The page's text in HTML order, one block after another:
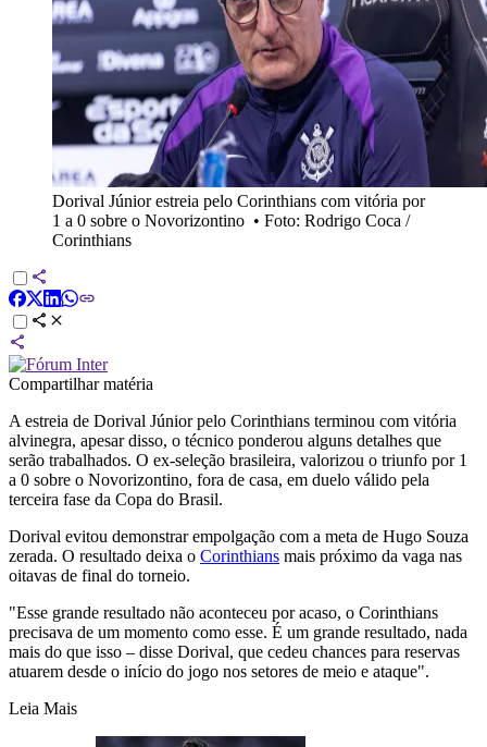
Dorival Júnior estreia pelo Corinthians com vitória por
1 a 0 sobre o Novorizontino • Foto: Rodrigo Coca /
Corinthians
Compartilhar matéria
A estreia de Dorival Júnior pelo Corinthians terminou com vitória
alvinegra, apesar disso, o técnico ponderou alguns detalhes que
serão trabalhados. O ex-seleção brasileira, valorizou o triunfo por 1
a 0 sobre o Novorizontino, fora de casa, em duelo válido pela
terceira fase da Copa do Brasil.
Dorival evitou demonstrar empolgação com a meta de Hugo Souza
zerada. O resultado deixa o Corinthians mais próximo da vaga nas
oitavas de final do torneio.
"Esse grande resultado não aconteceu por acaso, o Corinthians
precisava de um momento como esse. É um grande resultado, nada
mais do que isso – disse Dorival, que cedeu chances para reservas
atuarem desde o início do jogo nos setores de meio e ataque".
Leia Mais